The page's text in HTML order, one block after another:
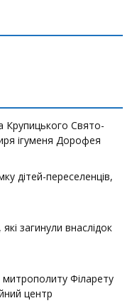
Крупицького Свято-
ігуменя Дорофея
дітей-переселенців,
які загинули внаслідок
Філарету
центр